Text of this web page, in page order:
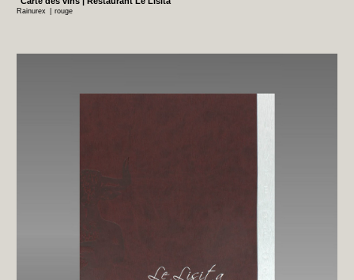
Rainurex rouge